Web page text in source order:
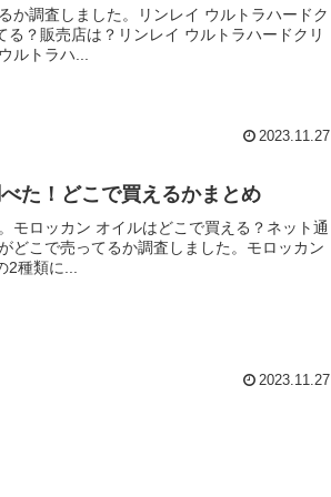
か調査しました。リンレイ ウルトラハードク
？販売店は？リンレイ ウルトラハードクリ
ルトラハ...
2023.11.27
た！どこで買えるかまとめ
モロッカン オイルはどこで買える？ネット通
どこで売ってるか調査しました。モロッカン
種類に...
2023.11.27